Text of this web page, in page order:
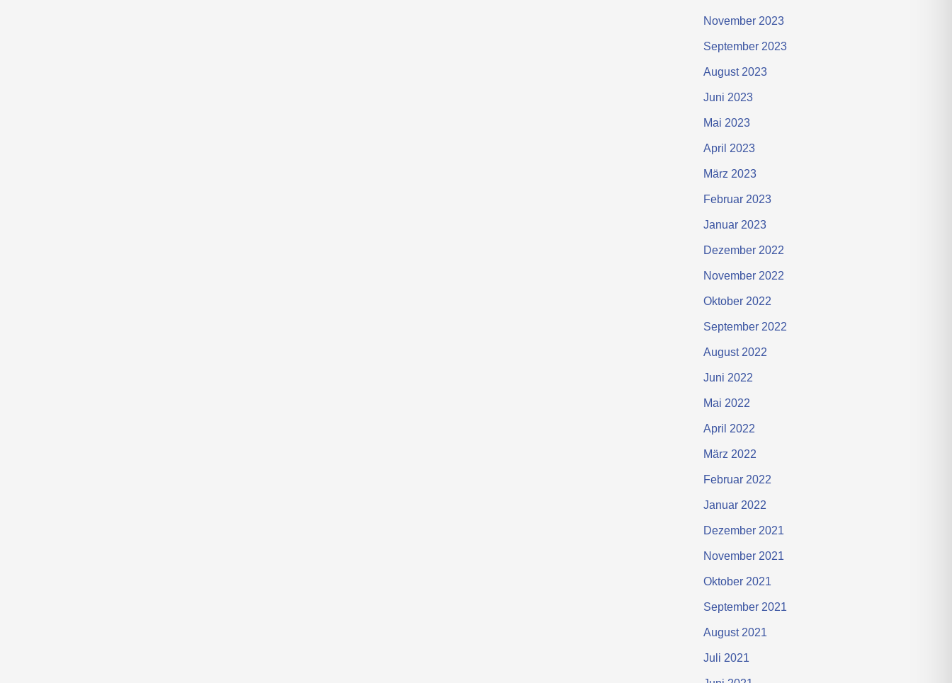
November 2023
September 2023
August 2023
Juni 2023
Mai 2023
April 2023
März 2023
Februar 2023
Januar 2023
Dezember 2022
November 2022
Oktober 2022
September 2022
August 2022
Juni 2022
Mai 2022
April 2022
März 2022
Februar 2022
Januar 2022
Dezember 2021
November 2021
Oktober 2021
September 2021
August 2021
Juli 2021